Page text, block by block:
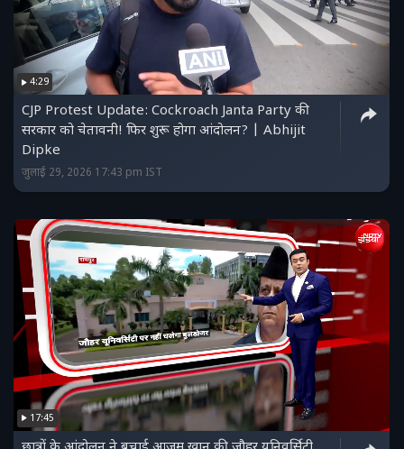
4:29
CJP Protest Update: Cockroach Janta Party की
सरकार को चेतावनी! फिर शुरू होगा आंदोलन? | Abhijit
Dipke
जुलाई 29, 2026 17:43 pm IST
17:45